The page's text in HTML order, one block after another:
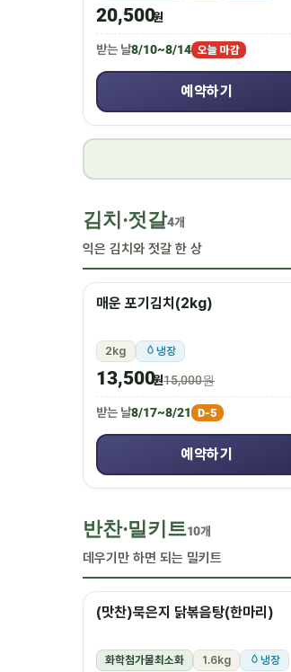
20,500원
받는 날8/10~8/14 오늘 마감
예약하기
김치·젓갈4개
익은 김치와 젓갈 한 상
매운 포기김치(2kg)
13,500
받는 날8/17~8/21 D-5